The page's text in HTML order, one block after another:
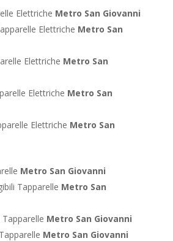
Elettriche Metro San Giovanni
Elettriche Metro San
Elettriche Metro San
Elettriche Metro San
Elettriche Metro San
Metro San Giovanni
Tapparelle Metro San
Tapparelle Metro San Giovanni
Metro San Giovanni